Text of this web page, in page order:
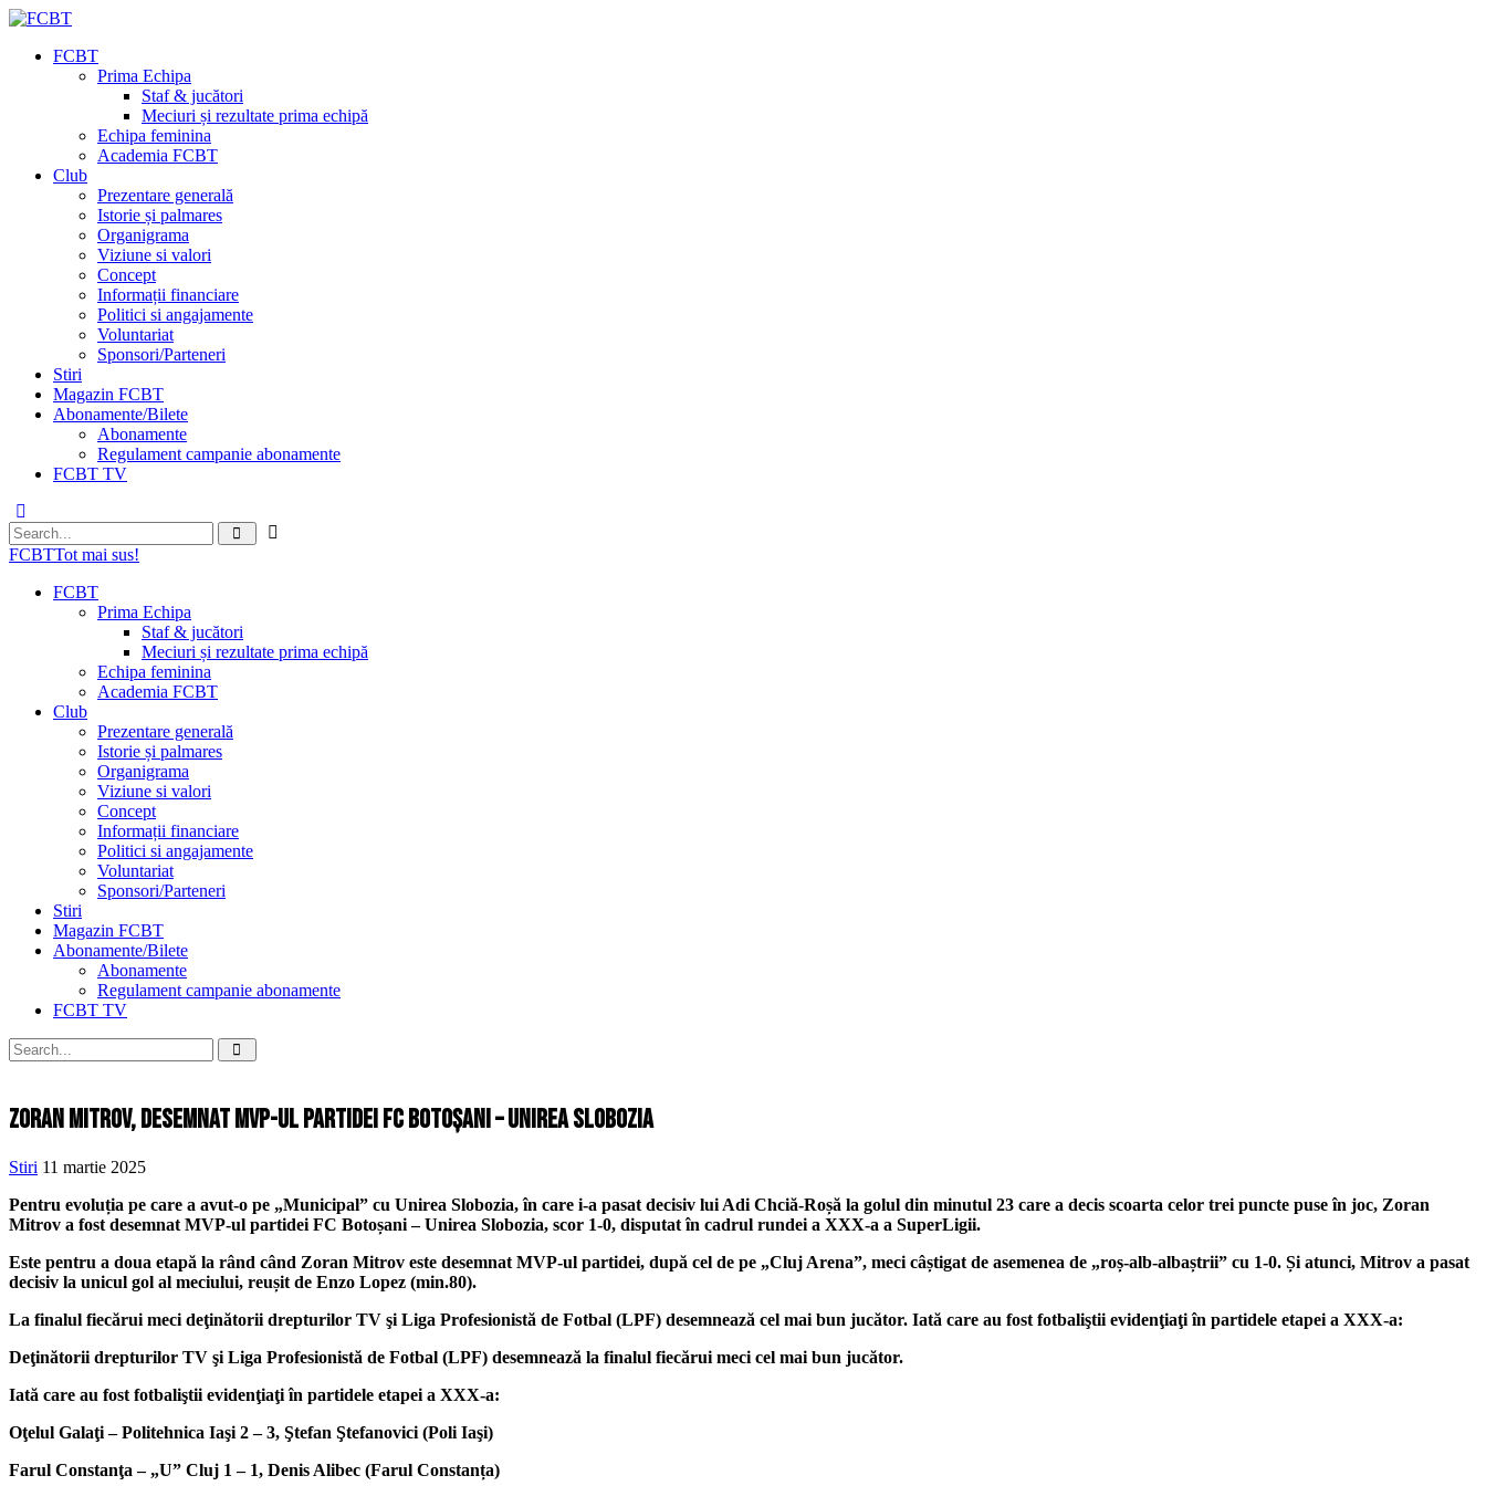
FCBT
Prima Echipa
Staf & jucători
Meciuri și rezultate prima echipă
Echipa feminina
Academia FCBT
Club
Prezentare generală
Istorie și palmares
Organigrama
Viziune si valori
Concept
Informații financiare
Politici si angajamente
Voluntariat
Sponsori/Parteneri
Stiri
Magazin FCBT
Abonamente/Bilete
Abonamente
Regulament campanie abonamente
FCBT TV
FCBTTot mai sus!
FCBT
Prima Echipa
Staf & jucători
Meciuri și rezultate prima echipă
Echipa feminina
Academia FCBT
Club
Prezentare generală
Istorie și palmares
Organigrama
Viziune si valori
Concept
Informații financiare
Politici si angajamente
Voluntariat
Sponsori/Parteneri
Stiri
Magazin FCBT
Abonamente/Bilete
Abonamente
Regulament campanie abonamente
FCBT TV
Zoran Mitrov, desemnat MVP-ul partidei FC Botoșani – Unirea Slobozia
Stiri 11 martie 2025
Pentru evoluția pe care a avut-o pe „Municipal” cu Unirea Slobozia, în care i-a pasat decisiv lui Adi Chciă-Roșă la golul din minutul 23 care a decis scoarta celor trei puncte puse în joc, Zoran
Mitrov a fost desemnat MVP-ul partidei FC Botoșani – Unirea Slobozia, scor 1-0, disputat în cadrul rundei a XXX-a a SuperLigii.
Este pentru a doua etapă la rând când Zoran Mitrov este desemnat MVP-ul partidei, după cel de pe „Cluj Arena”, meci câștigat de asemenea de „roș-alb-albaștrii” cu 1-0. Și atunci, Mitrov a pasat
decisiv la unicul gol al meciului, reușit de Enzo Lopez (min.80).
La finalul fiecărui meci deţinătorii drepturilor TV şi Liga Profesionistă de Fotbal (LPF) desemnează cel mai bun jucător. Iată care au fost fotbaliştii evidenţiaţi în partidele etapei a XXX-a:
Deţinătorii drepturilor TV şi Liga Profesionistă de Fotbal (LPF) desemnează la finalul fiecărui meci cel mai bun jucător.
Iată care au fost fotbaliştii evidenţiaţi în partidele etapei a XXX-a:
Oţelul Galaţi – Politehnica Iaşi 2 – 3, Ştefan Ştefanovici (Poli Iaşi)
Farul Constanţa – „U” Cluj 1 – 1, Denis Alibec (Farul Constanța)